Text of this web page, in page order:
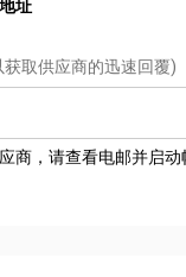
址
取供应商的迅速回覆)
商，请查看电邮并启动